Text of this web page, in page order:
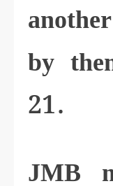
by
21.
JMB